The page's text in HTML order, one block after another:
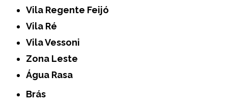
Vila Regente Feijó
Vila Ré
Vila Vessoni
Zona Leste
Água Rasa
Brás